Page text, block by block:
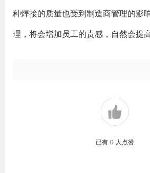
种焊接的质量也受到制造商管理的影
理，将会增加员工的责感，自然会提
已有 0 人点赞